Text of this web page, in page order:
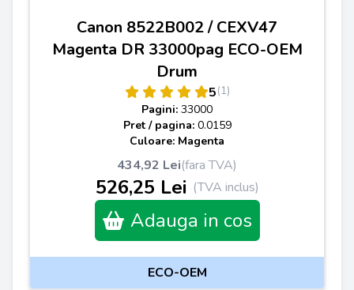
Canon 8522B002 / CEXV47
Magenta DR 33000pag ECO-OEM
Drum
5(1)
Pagini: 33000
Pret / pagina: 0.0159
Culoare: Magenta
434,92 Lei(fara TVA)
526,25 Lei (TVA inclus)
Adauga in cos
ECO-OEM